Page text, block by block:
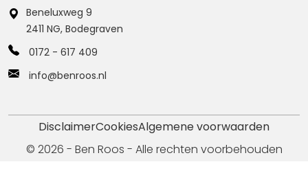
Beneluxweg 9
2411 NG, Bodegraven
0172 - 617 409
info@benroos.nl
© 2026 - Ben Roos - Alle rechten voorbehouden
DisclaimerCookiesAlgemene voorwaarden